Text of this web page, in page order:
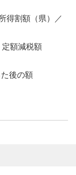
得割額（県）／
額減税額
後の額